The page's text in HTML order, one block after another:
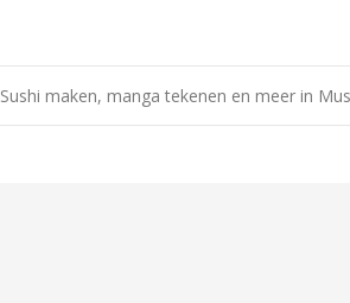
Sushi maken, manga tekenen en meer in